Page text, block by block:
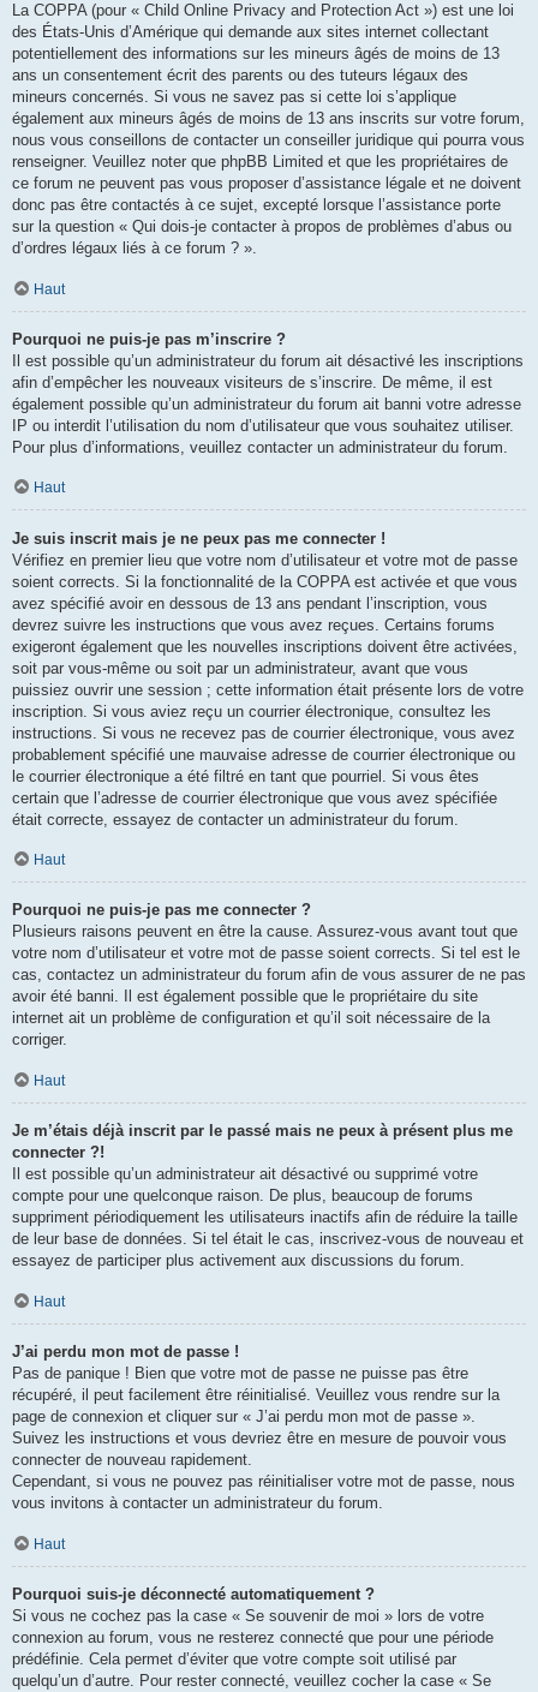
La COPPA (pour « Child Online Privacy and Protection Act ») est une loi
des États-Unis d’Amérique qui demande aux sites internet collectant
potentiellement des informations sur les mineurs âgés de moins de 13
ans un consentement écrit des parents ou des tuteurs légaux des
mineurs concernés. Si vous ne savez pas si cette loi s’applique
également aux mineurs âgés de moins de 13 ans inscrits sur votre forum,
nous vous conseillons de contacter un conseiller juridique qui pourra vous
renseigner. Veuillez noter que phpBB Limited et que les propriétaires de
ce forum ne peuvent pas vous proposer d’assistance légale et ne doivent
donc pas être contactés à ce sujet, excepté lorsque l’assistance porte
sur la question « Qui dois-je contacter à propos de problèmes d’abus ou
d’ordres légaux liés à ce forum ? ».
Haut
Pourquoi ne puis-je pas m’inscrire ?
Il est possible qu’un administrateur du forum ait désactivé les inscriptions
afin d’empêcher les nouveaux visiteurs de s’inscrire. De même, il est
également possible qu’un administrateur du forum ait banni votre adresse
IP ou interdit l’utilisation du nom d’utilisateur que vous souhaitez utiliser.
Pour plus d’informations, veuillez contacter un administrateur du forum.
Haut
Je suis inscrit mais je ne peux pas me connecter !
Vérifiez en premier lieu que votre nom d’utilisateur et votre mot de passe
soient corrects. Si la fonctionnalité de la COPPA est activée et que vous
avez spécifié avoir en dessous de 13 ans pendant l’inscription, vous
devrez suivre les instructions que vous avez reçues. Certains forums
exigeront également que les nouvelles inscriptions doivent être activées,
soit par vous-même ou soit par un administrateur, avant que vous
puissiez ouvrir une session ; cette information était présente lors de votre
inscription. Si vous aviez reçu un courrier électronique, consultez les
instructions. Si vous ne recevez pas de courrier électronique, vous avez
probablement spécifié une mauvaise adresse de courrier électronique ou
le courrier électronique a été filtré en tant que pourriel. Si vous êtes
certain que l’adresse de courrier électronique que vous avez spécifiée
était correcte, essayez de contacter un administrateur du forum.
Haut
Pourquoi ne puis-je pas me connecter ?
Plusieurs raisons peuvent en être la cause. Assurez-vous avant tout que
votre nom d’utilisateur et votre mot de passe soient corrects. Si tel est le
cas, contactez un administrateur du forum afin de vous assurer de ne pas
avoir été banni. Il est également possible que le propriétaire du site
internet ait un problème de configuration et qu’il soit nécessaire de la
corriger.
Haut
Je m’étais déjà inscrit par le passé mais ne peux à présent plus me
connecter ?!
Il est possible qu’un administrateur ait désactivé ou supprimé votre
compte pour une quelconque raison. De plus, beaucoup de forums
suppriment périodiquement les utilisateurs inactifs afin de réduire la taille
de leur base de données. Si tel était le cas, inscrivez-vous de nouveau et
essayez de participer plus activement aux discussions du forum.
Haut
J’ai perdu mon mot de passe !
Pas de panique ! Bien que votre mot de passe ne puisse pas être
récupéré, il peut facilement être réinitialisé. Veuillez vous rendre sur la
page de connexion et cliquer sur « J’ai perdu mon mot de passe ».
Suivez les instructions et vous devriez être en mesure de pouvoir vous
connecter de nouveau rapidement.
Cependant, si vous ne pouvez pas réinitialiser votre mot de passe, nous
vous invitons à contacter un administrateur du forum.
Haut
Pourquoi suis-je déconnecté automatiquement ?
Si vous ne cochez pas la case « Se souvenir de moi » lors de votre
connexion au forum, vous ne resterez connecté que pour une période
prédéfinie. Cela permet d’éviter que votre compte soit utilisé par
quelqu’un d’autre. Pour rester connecté, veuillez cocher la case « Se